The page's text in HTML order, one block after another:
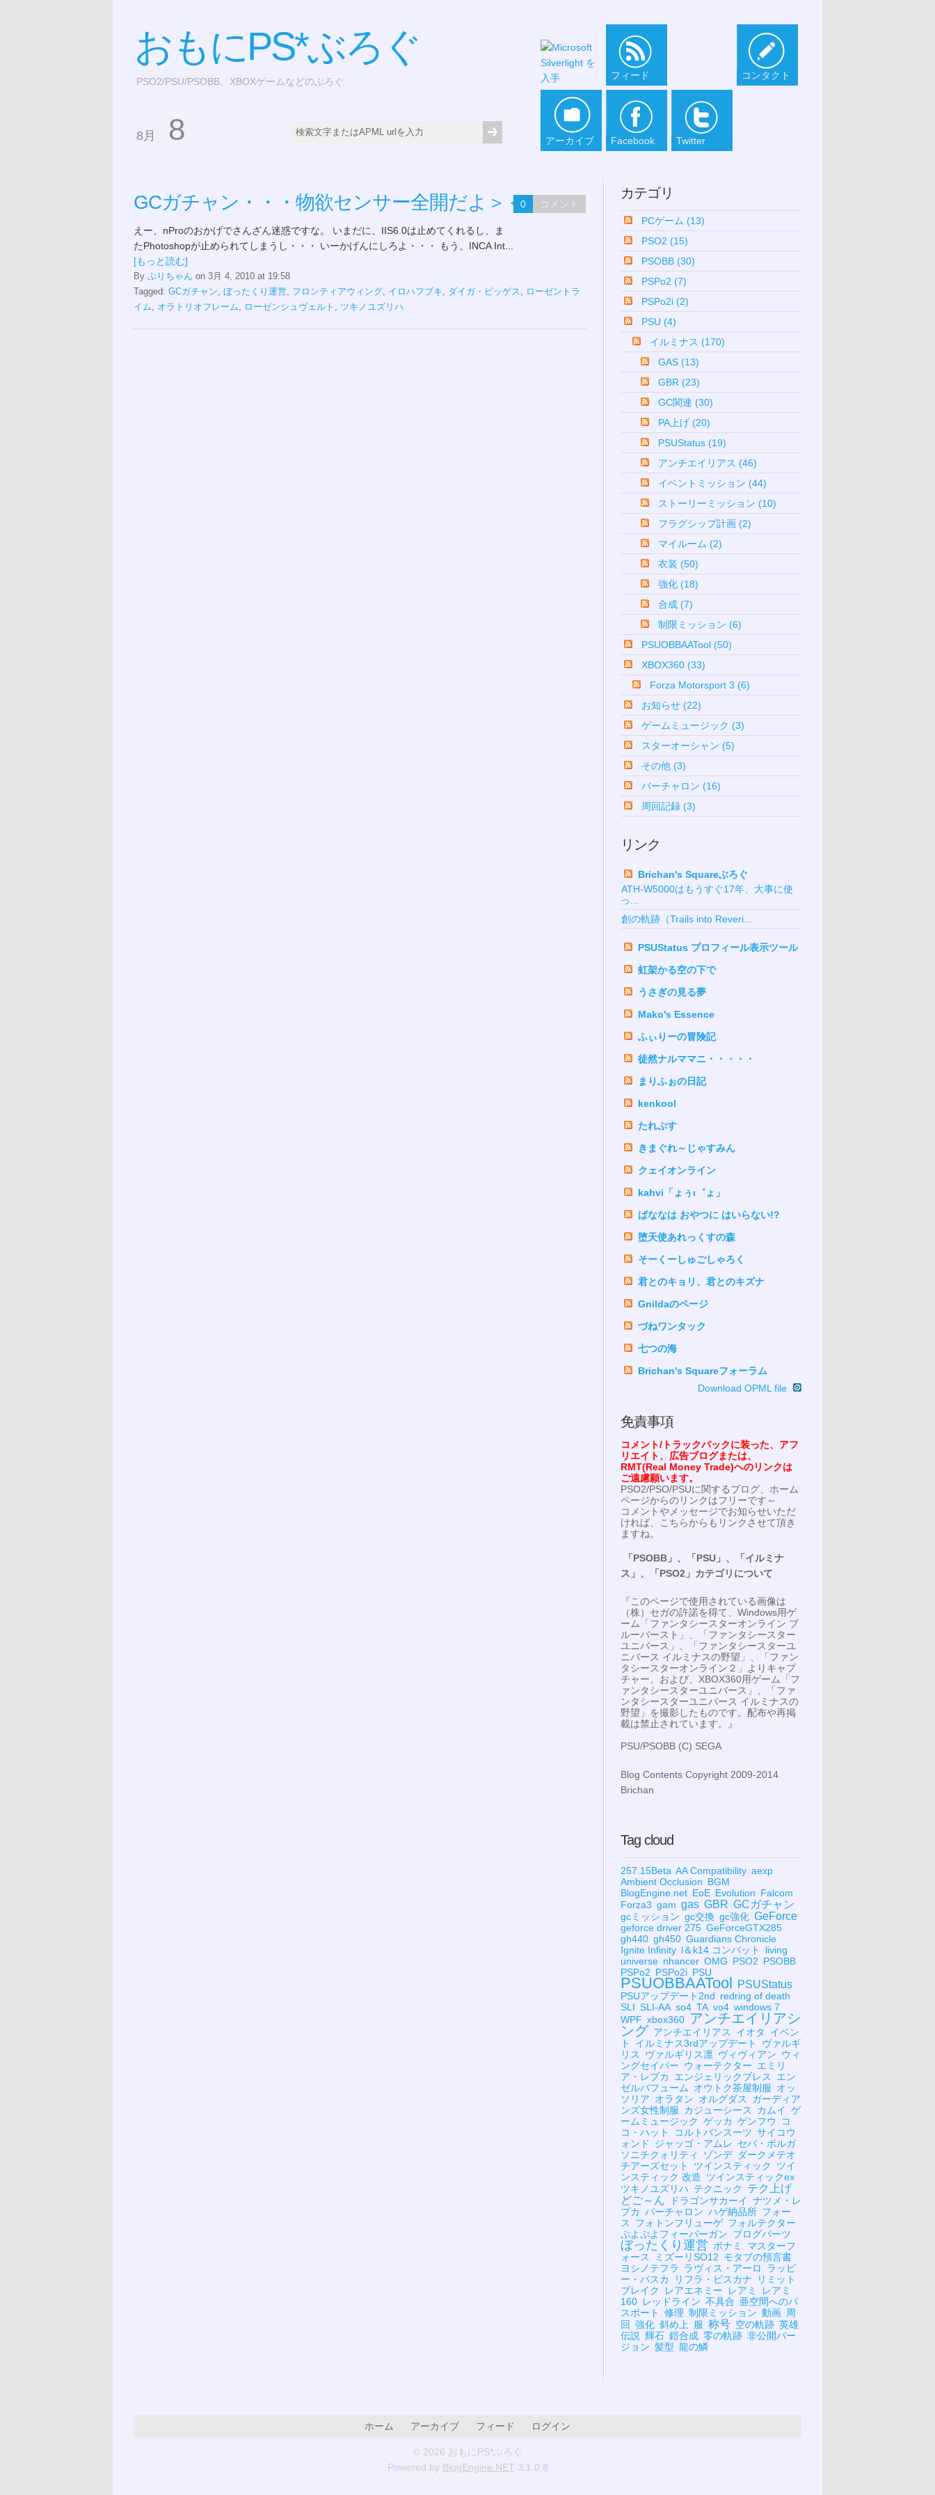
おもにPS*ぶろぐ
PSO2/PSU/PSOBB、XBOXゲームなどのぶろぐ
8月 8
フィード コンタクト
アーカイブ Facebook Twitter
GCガチャン・・・物欲センサー全開だよ＞＜0 コメント
えー、nProのおかげでさんざん迷惑ですな。 いまだに、IIS6.0は止めてくれるし、ま
たPhotoshopが止められてしまうし・・・ いーかげんにしろよ・・・ もう、INCA Int...
[もっと読む]
By ぶりちゃん on 3月 4, 2010 at 19:58
Tagged: GCガチャン, ぼったくり運営, フロンティアウィング, イロハフブキ, ダイガ・ピッゲス, ローゼントラ
イム, オラトリオフレーム, ローゼンシュヴェルト , ツキノユズリハ
カテゴリ
PCゲーム (13)
PSO2 (15)
PSOBB (30)
PSPo2 (7)
PSPo2i (2)
PSU (4)
イルミナス (170)
GAS (13)
GBR (23)
GC関連 (30)
PA上げ (20)
PSUStatus (19)
アンチエイリアス (46)
イベントミッション (44)
ストーリーミッション (10)
フラグシップ計画 (2)
マイルーム (2)
衣装 (50)
強化 (18)
合成 (7)
制限ミッション (6)
PSUOBBAATool (50)
XBOX360 (33)
Forza Motorsport 3 (6)
お知らせ (22)
ゲームミュージック (3)
スターオーシャン (5)
その他 (3)
バーチャロン (16)
周回記録 (3)
リンク
Brichan's Squareぶろぐ
ATH-W5000はもうすぐ17年、大事に使
っ...
創の軌跡（Trails into Reveri...
PSUStatus プロフィール表示ツール
虹架かる空の下で
うさぎの見る夢
Mako's Essence
ふぃりーの冒険記
徒然ナルママニ・・・・・
まりふぉの日記
kenkool
たれぷす
きまぐれ～じゃすみん
クェイオンライン
kahvi「ょぅι゛ょ」
ばななは おやつに はいらない!?
堕天使あれっくすの森
そーくーしゅごしゃろく
君とのキョリ、君とのキズナ
Gnildaのページ
づねワンタック
七つの海
Brichan's Squareフォーラム
Download OPML file
免責事項
コメント/トラックバックに装った、アフ
リエイト、広告ブログまたは、
RMT(Real Money Trade)へのリンクは
ご遠慮願います。
PSO2/PSO/PSUに関するブログ、ホーム
ページからのリンクはフリーです～
コメントやメッセージでお知らせいただ
ければ、こちらからもリンクさせて頂き
ますね。
「PSOBB」、「PSU」、「イルミナ
ス」、「PSO2」カテゴリについて
『このページで使用されている画像は
（株）セガの許諾を得て、Windows用ゲ
ーム「ファンタシースターオンライン ブ
ルーバースト」、「ファンタシースター
ユニバース」、「ファンタシースターユ
ニバース イルミナスの野望」、「ファン
タシースターオンライン２」よりキャプ
チャー、および、XBOX360用ゲーム「フ
ァンタシースターユニバース」、「ファ
ンタシースターユニバース イルミナスの
野望」を撮影したものです。配布や再掲
載は禁止されています。』
PSU/PSOBB (C) SEGA
Blog Contents Copyright 2009-2014
Brichan
Tag cloud
257.15Beta AA Compatibility aexp
Ambient Occlusion BGM
BlogEngine.net EoE Evolution Falcom
Forza3 gam gas GBR GCガチャン
gcミッション gc交換 gc強化 GeForce
geforce driver 275 GeForceGTX285
gh440 gh450 Guardians Chronicle
Ignite Infinity l＆k14 コンバット
living
universe nhancer OMG PSO2 PSOBB
PSPo2 PSPo2i PSU
PSUOBBAATool PSUStatus
PSUアップデート2nd redring of death
SLI SLI-AA so4 TA vo4 windows 7
WPF xbox360 アンチエイリアシ
ング アンチエイリアス イオタ
イベン
ト
イルミナス3rdアップデート
ヴァルギ
リス
ヴァルギリス凛 ヴィヴィアン ウィ
ングセイバー ウォーテクター エミリ
ア・レプカ
エンジェリックブレス
エン
ゼルパフューム
オウトク茶屋制服 オッ
ソリア オラタン オルグダス
ガーディア
ンズ女性制服 カジューシース カムイ ゲ
ームミュージック ゲッカ ゲンフウ
コ
コ・ハット
コルトバンスーツ サイコウ
ォンド
ジャッゴ・アムレ セバ・ボルガ
ソニチクォリティ
ゾンデ ダークメテオ
チアーズセット
ツインスティック
ツイ
ンスティック 改造 ツインスティックex
ツキノユズリハ テクニック
テク上げ
どご～ん
ドラゴンサカーイ ナツメ・レ
プカ バーチャロン ハゲ納品所 フォー
ス
フォトンフリューゲ フォルテクター
ぷよぷよフィーバーガン ブログパーツ
ぼったくり運営 ボナミ
マスターフ
ォース
ミズーリSO12 モタブの預言書
ヨシノテフラ
ラヴィス・アーロ
ラッピ
ー・パスカ
リフラ・ビスカナ
リミット
ブレイク
レアエネミー レアミ
レアミ
160 レッドライン 不具合 亜空間へのパ
スポート
修理 制限ミッション 動画 周
回 強化 斜め上 服 称号 空の軌跡 英雄
伝説 輝石 鎧合成 零の軌跡 非公開バー
ジョン 髪型 龍の鱗
ホーム アーカイブ フィード ログイン
© 2026 おもにPS*ぶろぐ
Powered by BlogEngine.NET 3.1.0.8